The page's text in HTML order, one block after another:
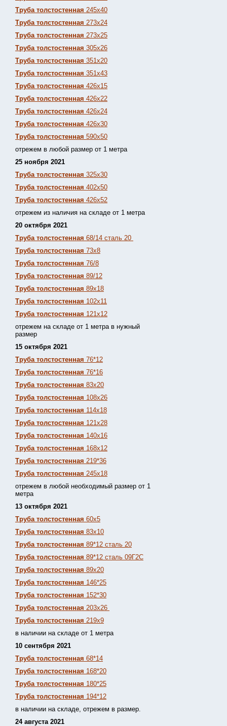
Труба толстостенная 245х40
Труба толстостенная 273х24
Труба толстостенная 273х25
Труба толстостенная 305х26
Труба толстостенная 351х20
Труба толстостенная 351х43
Труба толстостенная 426х15
Труба толстостенная 426х22
Труба толстостенная 426х24
Труба толстостенная 426х30
Труба толстостенная 590х50
отрежем в любой размер от 1 метра
25 ноября 2021
Труба толстостенная 325х30
Труба толстостенная 402х50
Труба толстостенная 426х52
отрежем из наличия на складе от 1 метра
20 октября 2021
Труба толстостенная 68/14 сталь 20
Труба толстостенная 73х8
Труба толстостенная 76/8
Труба толстостенная 89/12
Труба толстостенная 89х18
Труба толстостенная 102х11
Труба толстостенная 121х12
отрежем на складе от 1 метра в нужный
размер
15 октября 2021
Труба толстостенная 76*12
Труба толстостенная 76*16
Труба толстостенная 83х20
Труба толстостенная 108х26
Труба толстостенная 114х18
Труба толстостенная 121х28
Труба толстостенная 140х16
Труба толстостенная 168х12
Труба толстостенная 219*36
Труба толстостенная 245х18
отрежем в любой необходимый размер от 1
метра
13 октября 2021
Труба толстостенная 60х5
Труба толстостенная 83х10
Труба толстостенная 89*12 сталь 20
Труба толстостенная 89*12 сталь 09Г2С
Труба толстостенная 89х20
Труба толстостенная 146*25
Труба толстостенная 152*30
Труба толстостенная 203х26
Труба толстостенная 219х9
в наличии на складе от 1 метра
10 сентября 2021
Труба толстостенная 68*14
Труба толстостенная 168*20
Труба толстостенная 180*25
Труба толстостенная 194*12
в наличии на складе, отрежем в размер.
24 августа 2021